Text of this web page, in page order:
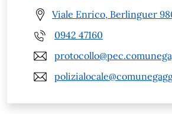
Viale Enrico, Berlinguer
0942 47160